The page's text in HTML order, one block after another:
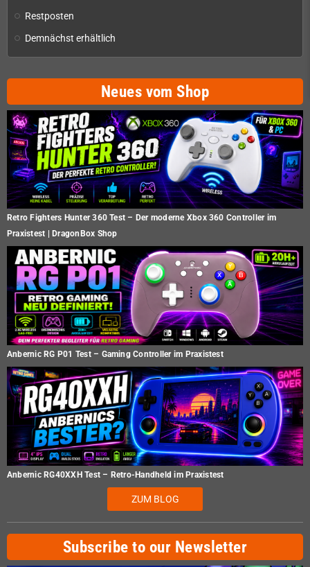
Restposten
Demnächst erhältlich
Neues vom Shop
Retro Fighters Hunter 360 Test – Der moderne Xbox 360 Controller im
Praxistest | DragonBox Shop
Anbernic RG P01 Test – Gaming Controller im Praxistest
Anbernic RG40XXH Test – Retro-Handheld im Praxistest
ZUM BLOG
Subscribe to our Newsletter